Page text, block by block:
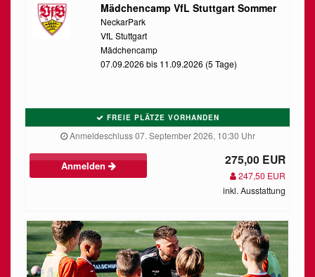
Mädchencamp VfL Stuttgart Sommer
NeckarPark
VfL Stuttgart
Mädchencamp
07.09.2026 bis 11.09.2026 (5 Tage)
FREIE PLÄTZE VORHANDEN
Anmeldeschluss 07. September 2026, 10:30 Uhr
Anmelden 275,00 EUR
247,50 EUR
inkl. Ausstattung